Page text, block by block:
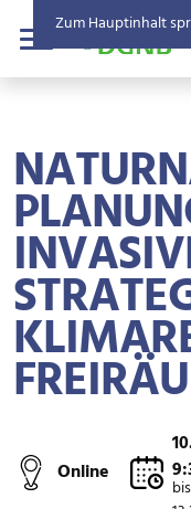
Zum Hauptinhalt
Menü
Online